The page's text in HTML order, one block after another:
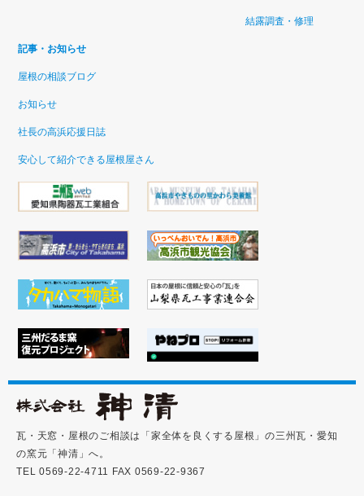
結露調査・修理
記事・お知らせ
屋根の相談ブログ
お知らせ
社長の高浜応援日誌
安心して紹介できる屋根屋さん
瓦・天窓・屋根のご相談は「家全体を良くする屋根」の三州瓦・愛知
の窯元「神清」へ。
TEL 0569-22-4711 FAX 0569-22-9367